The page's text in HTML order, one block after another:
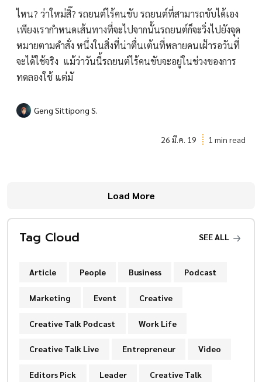
ไหน? ว่าใหม่สิ๊? รถยนต์ไร้คนขับ รถยนต์ที่สามารถขับได้เอง
เพียงเรากำหนดเส้นทางที่จะไปจากนั้นรถยนต์ก็จะวิ่งไปยังจุด
หมายตามคำสั่ง หนึ่งในสิ่งที่น่าตื่นเต้นที่หลายคนเฝ้ารอวันที่
จะได้ใช้จริง แม้ว่าวันนี้รถยนต์ไร้คนขับจะอยู่ในช่วงของการ
ทดลองใช้ แต่มั
Geng Sittipong S.
26 มี.ค. 19 1 min read
Load More
Tag Cloud SEE ALL
Article People Business Podcast
Marketing Event Creative
Creative Talk Podcast Work Life
Creative Talk Live Entrepreneur Video
Editors Pick Leader Creative Talk